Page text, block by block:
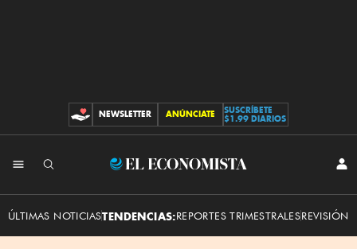
CONTRIBUCIONES
NEWSLETTER ANÚNCIATE
SUSCRÍBETE
$1.99 DIARIOS
El
ÚLTIMAS NOTICIASTENDENCIAS:REPORTES TRIMESTRALESREVISIÓN